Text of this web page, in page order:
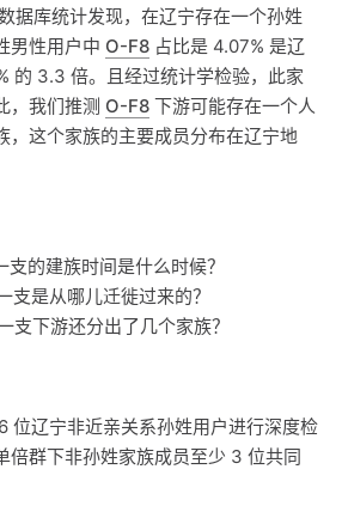
据库统计发现，在辽宁存在一个孙姓
男性用户中 O-F8 占比是 4.07% 是辽
的 3.3 倍。且经过统计学检验，此家
，我们推测 O-F8 下游可能存在一个人
，这个家族的主要成员分布在辽宁地
支的建族时间是什么时候？
支是从哪儿迁徙过来的？
支下游还分出了几个家族？
位辽宁非近亲关系孙姓用户进行深度检
倍群下非孙姓家族成员至少 3 位共同